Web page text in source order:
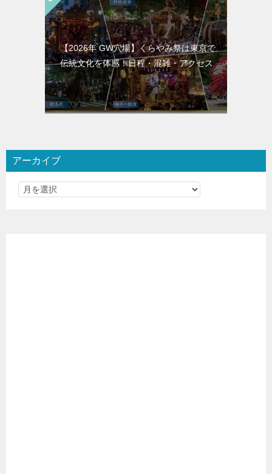
【2026年 GW穴場】くらやみ祭は東京で
伝統文化を体感！日程・混雑・アクセス
アーカイブ